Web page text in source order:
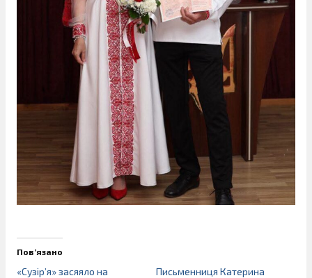
Пов’язано
«Сузір’я» засяяло на
Письменниця Катерина